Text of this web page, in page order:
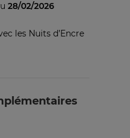
28/02/2026
les Nuits d’Encre